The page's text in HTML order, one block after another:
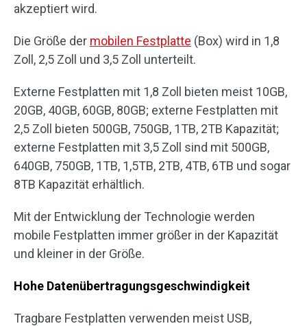
akzeptiert wird.
Die Größe der mobilen Festplatte (Box) wird in 1,8
Zoll, 2,5 Zoll und 3,5 Zoll unterteilt.
Externe Festplatten mit 1,8 Zoll bieten meist 10GB,
20GB, 40GB, 60GB, 80GB; externe Festplatten mit
2,5 Zoll bieten 500GB, 750GB, 1TB, 2TB Kapazität;
externe Festplatten mit 3,5 Zoll sind mit 500GB,
640GB, 750GB, 1TB, 1,5TB, 2TB, 4TB, 6TB und sogar
8TB Kapazität erhältlich.
Mit der Entwicklung der Technologie werden
mobile Festplatten immer größer in der Kapazität
und kleiner in der Größe.
Hohe Datenübertragungsgeschwindigkeit
Tragbare Festplatten verwenden meist USB,